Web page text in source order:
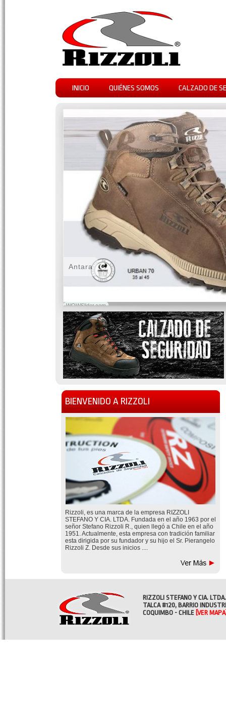
INICIO QUIÉNES SOMOS CALZADO DE
WOWSlider.com
Antara
BIENVENIDO A RIZZOLI
Rizzoli, es una marca de la empresa RIZZOLI
STEFANO Y CIA. LTDA. Fundada en el año 1963 por el
señor Stefano Rizzoli R., quien llegó a Chile en el año
1951. Actualmente, esta empresa con tradición familiar
esta dirigida por su fundador y su hijo el Sr. Pierangelo
Rizzoli Z. Desde sus inicios ....
RIZZOLI STEFANO Y CIA. LTDA.
TALCA #120, BARRIO
COQUIMBO - CHILE [VER